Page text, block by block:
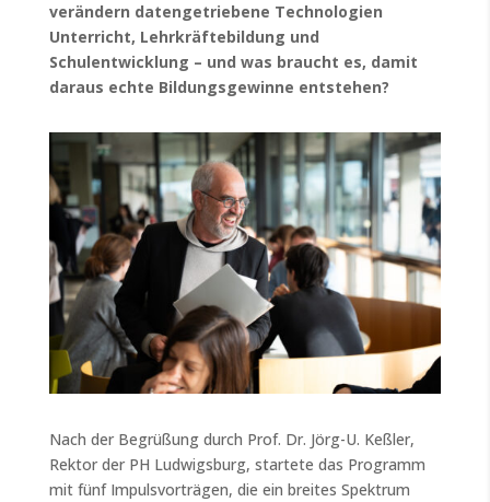
verändern datengetriebene Technologien
Unterricht, Lehrkräftebildung und
Schulentwicklung – und was braucht es, damit
daraus echte Bildungsgewinne entstehen?
Nach der Begrüßung durch Prof. Dr. Jörg-U. Keßler,
Rektor der PH Ludwigsburg, startete das Programm
mit fünf Impulsvorträgen, die ein breites Spektrum